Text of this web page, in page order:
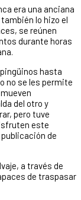
era una anciana
lo hizo el
se reúnen
durante horas
hasta
no se les permite
del otro y
pero tuve
este
de
a través de
de traspasar